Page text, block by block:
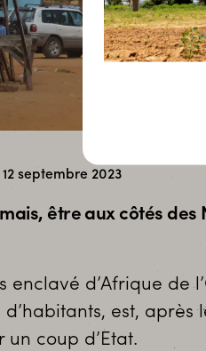
septembre 2023
être aux côtés des
enclavé d’Afrique de
d’habitants, est, après
coup d’Etat.